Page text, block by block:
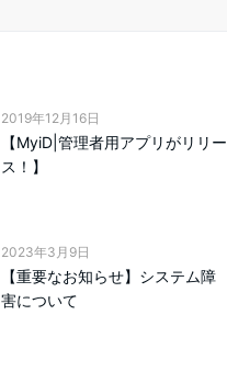
2019年12月16日
【MyiD|管理者用アプリがリリー
ス！】
2023年3月9日
【重要なお知らせ】システム障
害について